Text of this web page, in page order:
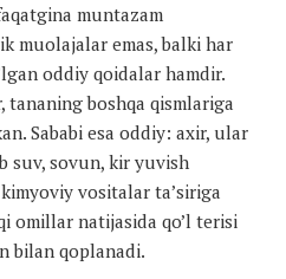
muntazam
muolajalar emas, balki har
oddiy qoidalar hamdir.
tananing boshqa qismlariga
Sababi esa oddiy: axir, ular
suv, sovun, kir yuvish
vositalar ta’siriga
omillar natijasida qo’l terisi
bilan qoplanadi.